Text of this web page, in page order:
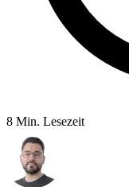
8 Min. Lesezeit